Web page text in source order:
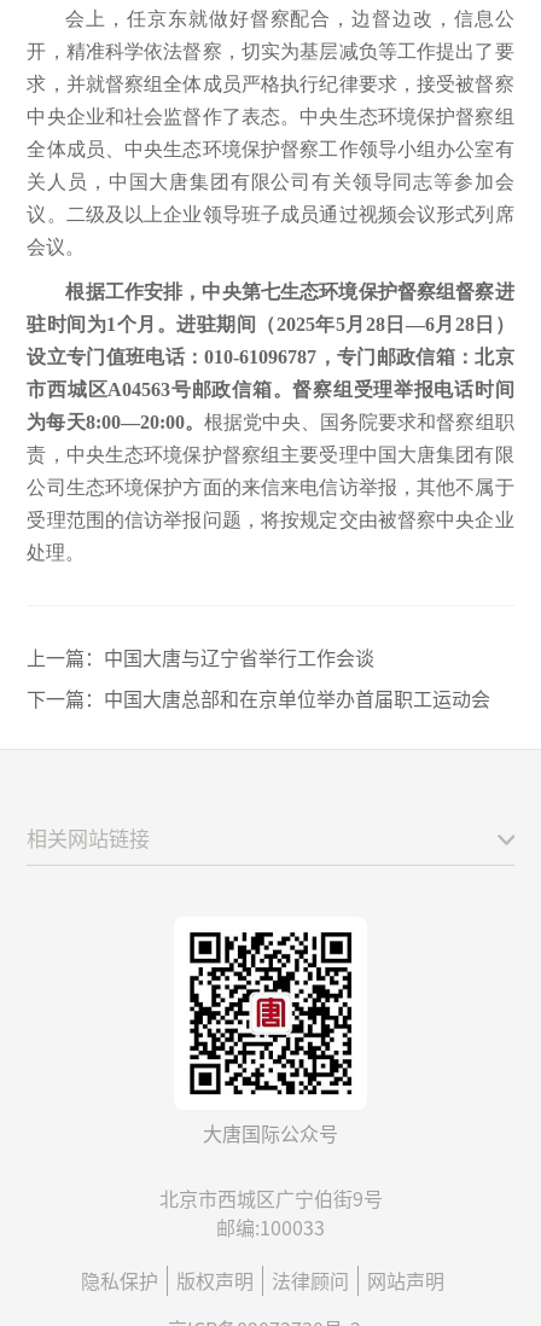
会上，任京东就做好督察配合，边督边改，信息公
开，精准科学依法督察，切实为基层减负等工作提出了要
求，并就督察组全体成员严格执行纪律要求，接受被督察
中央企业和社会监督作了表态。中央生态环境保护督察组
全体成员、中央生态环境保护督察工作领导小组办公室有
关人员，中国大唐集团有限公司有关领导同志等参加会
议。二级及以上企业领导班子成员通过视频会议形式列席
会议。
根据工作安排，中央第七生态环境保护督察组督察进
驻时间为1个月。进驻期间（2025年5月28日—6月28日）
设立专门值班电话：010-61096787，专门邮政信箱：北京
市西城区A04563号邮政信箱。督察组受理举报电话时间
为每天8:00—20:00。 根据党中央、国务院要求和督察组职
责，中央生态环境保护督察组主要受理中国大唐集团有限
公司生态环境保护方面的来信来电信访举报，其他不属于
受理范围的信访举报问题，将按规定交由被督察中央企业
处理。
上一篇： 中国大唐与辽宁省举行工作会谈
下一篇： 中国大唐总部和在京单位举办首届职工运动会
大唐国际公众号
北京市西城区广宁伯街9号
邮编:100033
隐私保护
版权声明 法律顾问
网站声明
相关网站链接